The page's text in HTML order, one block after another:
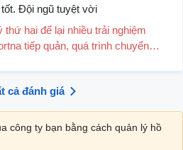
Đội ngũ tuyệt vời
tiếp quản, quá trình chuyển
cả đánh giá
công ty bạn bằng cách quản lý hồ